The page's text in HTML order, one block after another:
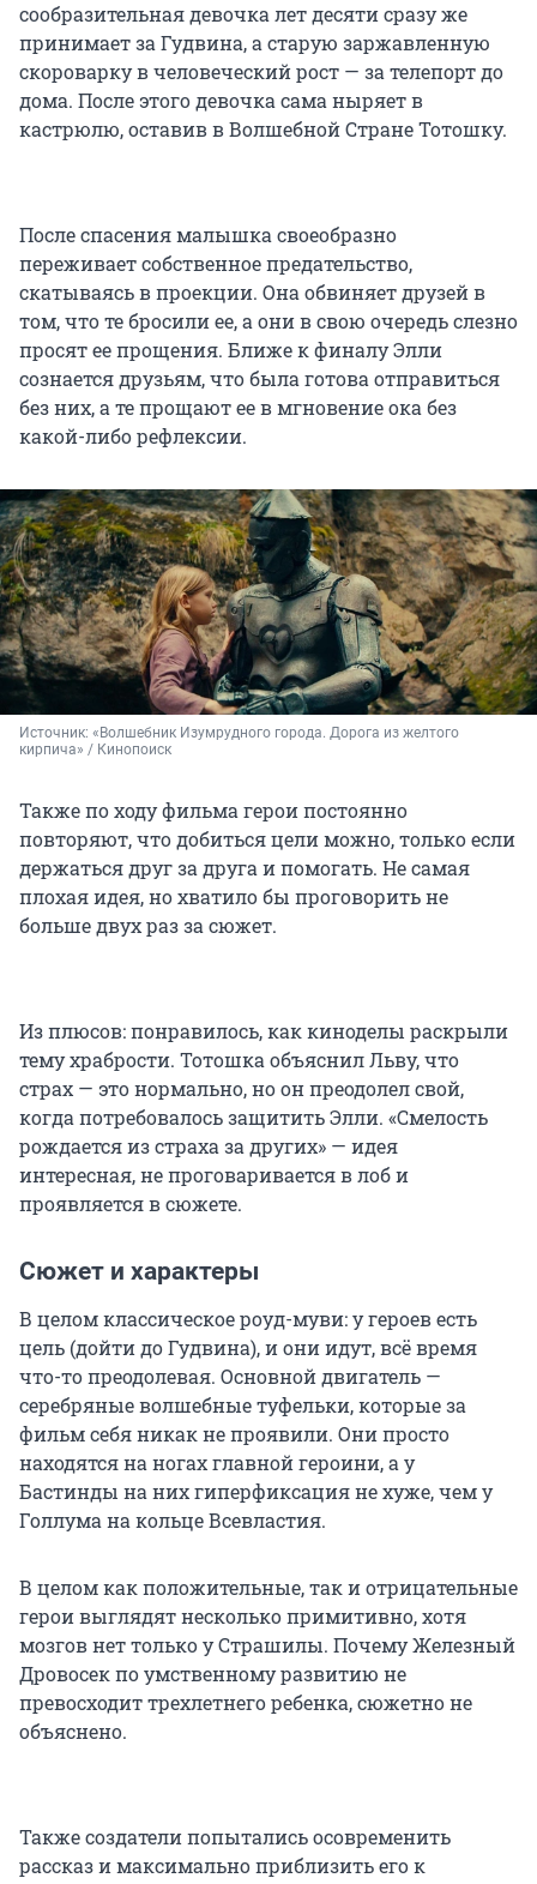
сообразительная девочка лет десяти сразу же
принимает за Гудвина, а старую заржавленную
скороварку в человеческий рост — за телепорт до
дома. После этого девочка сама ныряет в
кастрюлю, оставив в Волшебной Стране Тотошку.
После спасения малышка своеобразно
переживает собственное предательство,
скатываясь в проекции. Она обвиняет друзей в
том, что те бросили ее, а они в свою очередь слезно
просят ее прощения. Ближе к финалу Элли
сознается друзьям, что была готова отправиться
без них, а те прощают ее в мгновение ока без
какой-либо рефлексии.
Источник: «Волшебник Изумрудного города. Дорога из желтого
кирпича» / Кинопоиск
Также по ходу фильма герои постоянно
повторяют, что добиться цели можно, только если
держаться друг за друга и помогать. Не самая
плохая идея, но хватило бы проговорить не
больше двух раз за сюжет.
Из плюсов: понравилось, как киноделы раскрыли
тему храбрости. Тотошка объяснил Льву, что
страх — это нормально, но он преодолел свой,
когда потребовалось защитить Элли. «Смелость
рождается из страха за других» — идея
интересная, не проговаривается в лоб и
проявляется в сюжете.
Сюжет и характеры
В целом классическое роуд-муви: у героев есть
цель (дойти до Гудвина), и они идут, всё время
что-то преодолевая. Основной двигатель —
серебряные волшебные туфельки, которые за
фильм себя никак не проявили. Они просто
находятся на ногах главной героини, а у
Бастинды на них гиперфиксация не хуже, чем у
Голлума на кольце Всевластия.
В целом как положительные, так и отрицательные
герои выглядят несколько примитивно, хотя
мозгов нет только у Страшилы. Почему Железный
Дровосек по умственному развитию не
превосходит трехлетнего ребенка, сюжетно не
объяснено.
Также создатели попытались осовременить
рассказ и максимально приблизить его к